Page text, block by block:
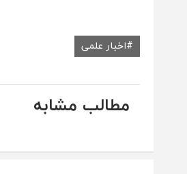
اخبار علمی
مطالب مشابه